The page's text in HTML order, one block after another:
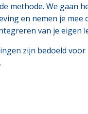
methode. We gaan
en nemen je mee
van je eigen
zijn bedoeld